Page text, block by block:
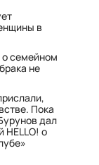
в
семейном
не
Пока
дал
HELLO! о